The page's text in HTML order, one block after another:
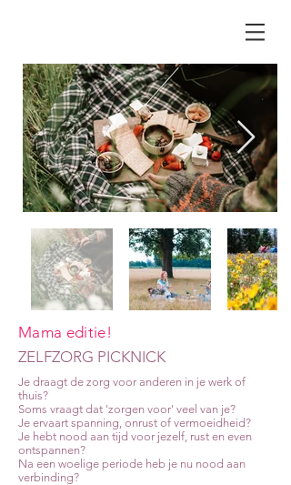
Mama editie!
ZELFZORG PICKNICK
Je draagt de zorg voor anderen in je werk of
thuis?
Soms vraagt dat 'zorgen voor' veel van je?
Je ervaart spanning, onrust of vermoeidheid?
Je hebt nood aan tijd voor jezelf, rust en even
ontspannen?
Na een woelige periode heb je nu nood aan
verbinding?